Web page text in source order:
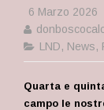
6 Marzo 2026
LND, News,
Quarta e
campo le